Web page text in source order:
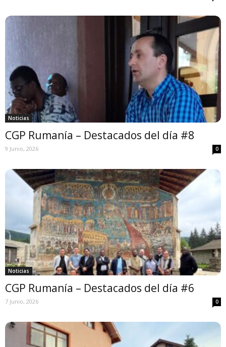
Noticias
CGP Rumanía – Destacados del día #8
9 Junio, 2026 0
Noticias
CGP Rumanía – Destacados del día #6
7 Junio, 2026 0